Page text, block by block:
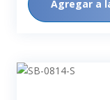
Agregar a